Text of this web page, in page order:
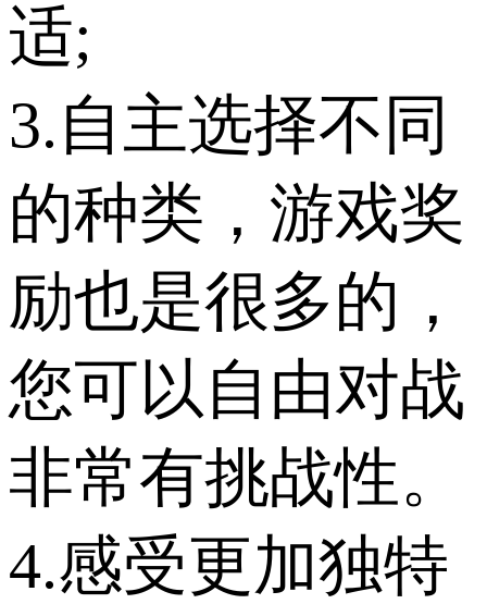
适;
3.自主选择不同
的种类，游戏奖
励也是很多的，
您可以自由对战
非常有挑战性。
4.感受更加独特